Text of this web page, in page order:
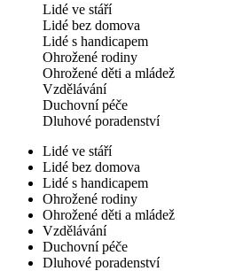
Lidé ve stáří
Lidé bez domova
Lidé s handicapem
Ohrožené rodiny
Ohrožené děti a mládež
Vzdělávání
Duchovní péče
Dluhové poradenství
Lidé ve stáří
Lidé bez domova
Lidé s handicapem
Ohrožené rodiny
Ohrožené děti a mládež
Vzdělávání
Duchovní péče
Dluhové poradenství